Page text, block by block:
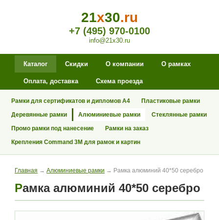
21x30.ru
+7 (495) 970-0100
info@21x30.ru
Каталог Скидки О компании О рамках
Оплата, доставка Схема проезда
Рамки для сертификатов и дипломов А4
Пластиковые рамки
Деревянные рамки
Алюминиевые рамки
Стеклянные рамки
Промо рамки под нанесение
Рамки на заказ
Крепления Command 3M для рамок и картин
Главная → Алюминиевые рамки → Рамка алюминий 40*50 серебро
Рамка алюминий 40*50 серебро